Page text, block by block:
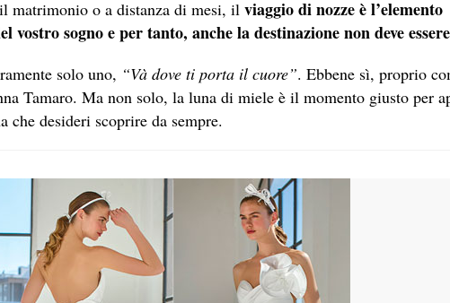
matrimonio o a distanza di mesi, il viaggio di nozze è l’elemento
vostro sogno e per tanto, anche la destinazione non deve
solo uno, “Và dove ti porta il cuore”. Ebbene sì, proprio
Tamaro. Ma non solo, la luna di miele è il momento giusto per
desideri scoprire da sempre.